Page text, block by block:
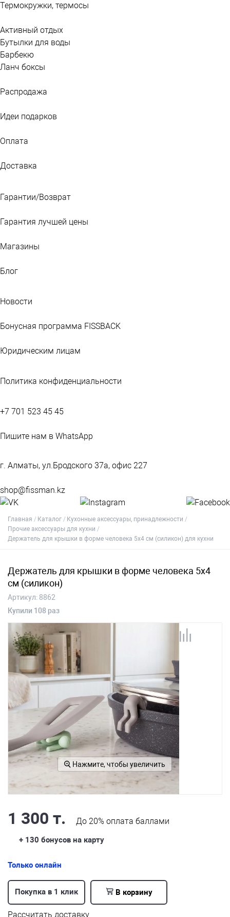
Термокружки, термосы
Активный отдых
Бутылки для воды
Барбекю
Ланч боксы
Распродажа
Идеи подарков
Оплата
Доставка
Гарантии/Возврат
Гарантия лучшей цены
Магазины
Блог
Новости
Бонусная программа FISSBACK
Юридическим лицам
Политика конфиденциальности
+7 701 523 45 45
Пишите нам в WhatsApp
г. Алматы, ул.Бродского 37а, офис 227
shop@fissman.kz
Главная Каталог
Кухонные аксессуары, принадлежности
Прочие аксессуары для кухни
Держатель для крышки в форме человека 5x4 см (силикон) для кухни
Держатель для крышки в форме человека 5x4
см (силикон)
Артикул: 8862
Купили 108 раз
Нажмите, чтобы увеличить
1 300 т. До 20% оплата баллами
+ 130 бонусов на карту
Только онлайн
Покупка в 1 клик В корзину
Рассчитать доставку